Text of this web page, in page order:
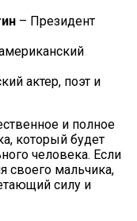
– Президент
актер, поэт и
и полное
который будет
человека. Если
своего мальчика,
силу и